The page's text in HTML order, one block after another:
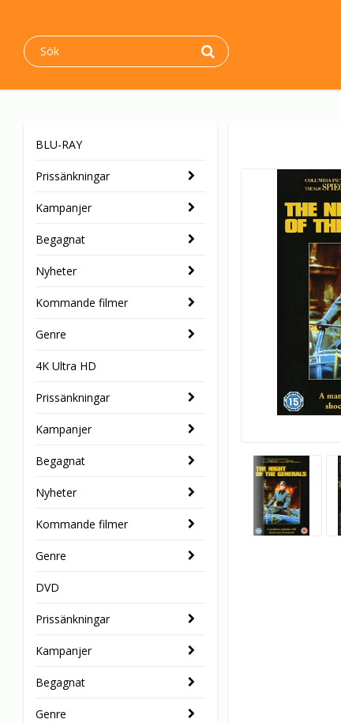
BLU-RAY
Prissänkningar
Kampanjer
Begagnat
Nyheter
Kommande filmer
Genre
4K Ultra HD
Prissänkningar
Kampanjer
Begagnat
Nyheter
Kommande filmer
Genre
DVD
Prissänkningar
Kampanjer
Begagnat
Genre